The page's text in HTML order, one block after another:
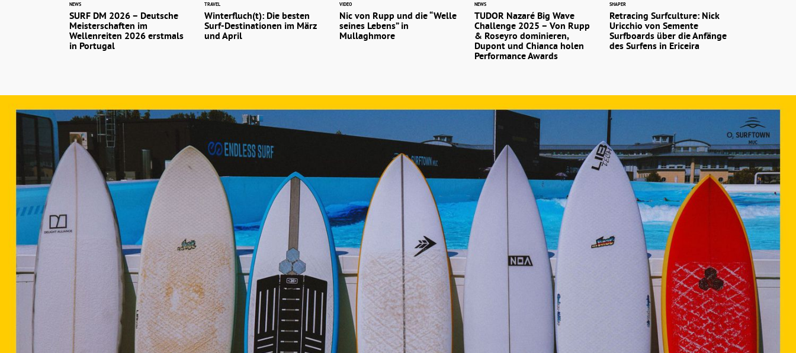
NEWS
SURF DM 2026 – Deutsche
Meisterschaften im
Wellenreiten 2026 erstmals
in Portugal
TRAVEL
Winterfluch(t): Die besten
Surf-Destinationen im März
und April
VIDEO
Nic von Rupp und die “Welle
seines Lebens” in
Mullaghmore
NEWS
TUDOR Nazaré Big Wave
Challenge 2025 – Von Rupp
& Roseyro dominieren,
Dupont und Chianca holen
Performance Awards
SHAPER
Retracing Surfculture: Nick
Uricchio von Semente
Surfboards über die Anfänge
des Surfens in Ericeira